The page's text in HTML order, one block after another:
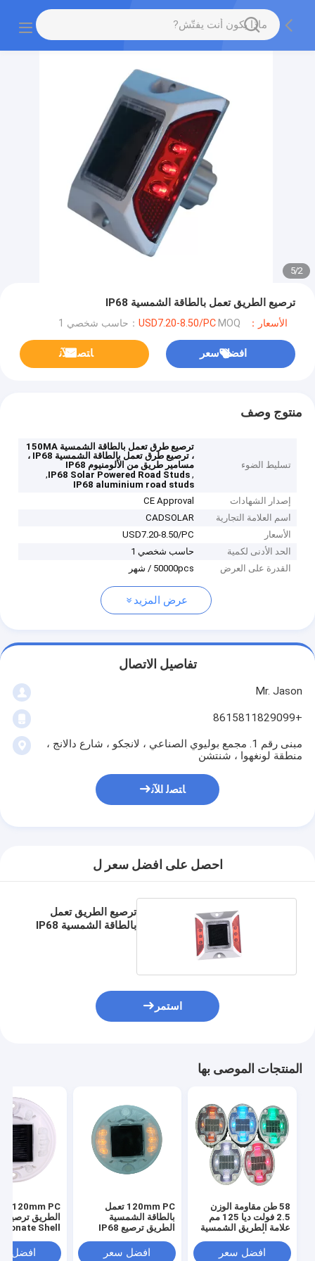
2
/
5
ترصيع الطريق تعمل بالطاقة الشمسية IP68
الأسعار：USD7.20-8.50/PC MOQ：حاسب شخصي 1
افضل سعر ﺎﺘﺼﻟ ﺍﻶﻧ
منتوج وصف
تسليط الضوء
ترصيع طرق تعمل بالطاقة الشمسية 150MA
، ترصيع طرق تعمل بالطاقة الشمسية IP68 ،
مسامير طريق من الألومنيوم IP68
,
IP68 Solar Powered Road Studs
,
IP68 aluminium road studs
إصدار الشهادات
CE Approval
اسم العلامة التجارية
CADSOLAR
الأسعار
USD7.20-8.50/PC
الحد الأدنى لكمية
حاسب شخصي 1
القدرة على العرض
50000pcs / شهر
عرض المزيد
تفاصيل الاتصال
Mr. Jason
+8615811829099
مبنى رقم 1. مجمع بوليوي الصناعي ، لانجكو ، شارع دالانج ،
منطقة لونغهوا ، شنتشن
ﺎﺘﺼﻟ ﺍﻶﻧ
احصل على افضل سعر ل
ترصيع الطريق تعمل
بالطاقة الشمسية IP68
استمر
المنتجات الموصى بها
58 طن مقاومة الوزن
2.5 فولت ديا 125 مم
علامة الطريق الشمسية
المرورية والمناظر
افضل سعر
120mm PC تعمل
بالطاقة الشمسية
الطريق ترصيع IP68
المروريةافضل سعر
Shell
افضل